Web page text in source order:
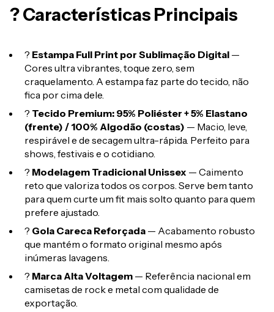
? Características Principais
? Estampa Full Print por Sublimação Digital —
Cores ultra vibrantes, toque zero, sem
craquelamento. A estampa faz parte do tecido, não
fica por cima dele.
? Tecido Premium: 95% Poliéster + 5% Elastano
(frente) / 100% Algodão (costas) — Macio, leve,
respirável e de secagem ultra-rápida. Perfeito para
shows, festivais e o cotidiano.
? Modelagem Tradicional Unissex — Caimento
reto que valoriza todos os corpos. Serve bem tanto
para quem curte um fit mais solto quanto para quem
prefere ajustado.
? Gola Careca Reforçada — Acabamento robusto
que mantém o formato original mesmo após
inúmeras lavagens.
? Marca Alta Voltagem — Referência nacional em
camisetas de rock e metal com qualidade de
exportação.